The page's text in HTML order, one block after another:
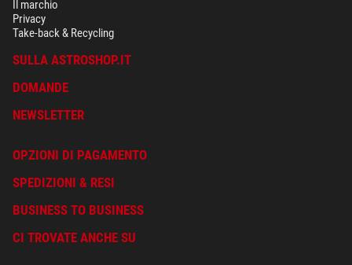
Il marchio
Privacy
Take-back & Recycling
SULLA ASTROSHOP.IT
DOMANDE
NEWSLETTER
OPZIONI DI PAGAMENTO
SPEDIZIONI & RESI
BUSINESS TO BUSINESS
CI TROVATE ANCHE SU